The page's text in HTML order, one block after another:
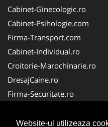
Website-ul utilizeaza
Cabinet-Ginecologic.ro
Cabinet-Psihologie.com
Firma-Transport.com
Cabinet-Individual.ro
Croitorie-Marochinarie.ro
DresajCaine.ro
Firma-Securitate.ro
Alpinist-Utilitar.com